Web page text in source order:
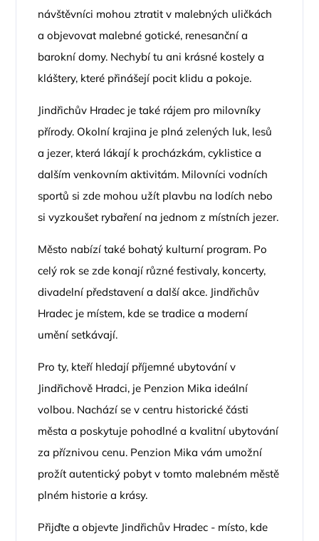
návštěvníci mohou ztratit v malebných uličkách
a objevovat malebné gotické, renesanční a
barokní domy. Nechybí tu ani krásné kostely a
kláštery, které přinášejí pocit klidu a pokoje.
Jindřichův Hradec je také rájem pro milovníky
přírody. Okolní krajina je plná zelených luk, lesů
a jezer, která lákají k procházkám, cyklistice a
dalším venkovním aktivitám. Milovníci vodních
sportů si zde mohou užít plavbu na lodích nebo
si vyzkoušet rybaření na jednom z místních jezer.
Město nabízí také bohatý kulturní program. Po
celý rok se zde konají různé festivaly, koncerty,
divadelní představení a další akce. Jindřichův
Hradec je místem, kde se tradice a moderní
umění setkávají.
Pro ty, kteří hledají příjemné ubytování v
Jindřichově Hradci, je Penzion Mika ideální
volbou. Nachází se v centru historické části
města a poskytuje pohodlné a kvalitní ubytování
za příznivou cenu. Penzion Mika vám umožní
prožít autentický pobyt v tomto malebném městě
plném historie a krásy.
Přijďte a objevte Jindřichův Hradec - místo, kde